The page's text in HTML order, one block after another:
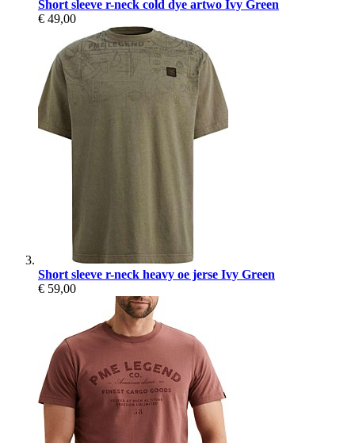
Short sleeve r-neck cold dye artwo Ivy Green
€ 49,00
Short sleeve r-neck heavy oe jerse Ivy Green
€ 59,00